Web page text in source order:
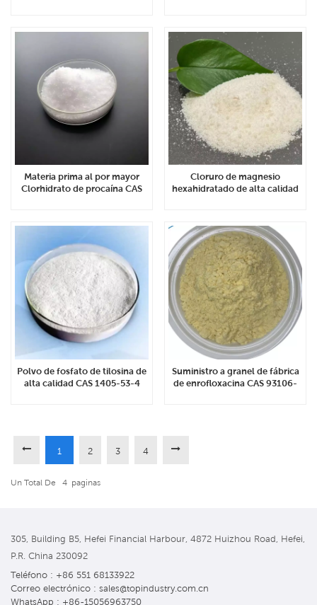
Materia prima al por mayor
Clorhidrato de procaína CAS
Cloruro de magnesio
hexahidratado de alta calidad
Polvo de fosfato de tilosina de
alta calidad CAS 1405-53-4
Suministro a granel de fábrica
de enrofloxacina CAS 93106-
1 2 3 4
Un Total De 4 Paginas
305, Building B5, Hefei Financial Harbour, 4872 Huizhou Road, Hefei,
P.R. China 230092
Teléfono : +86 551 68133922
Correo electrónico : sales@topindustry.com.cn
WhatsApp : +86-15056963750